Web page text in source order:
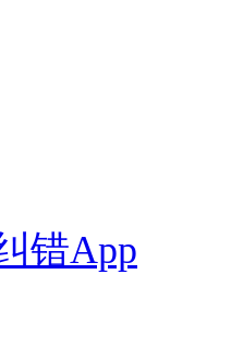
错App